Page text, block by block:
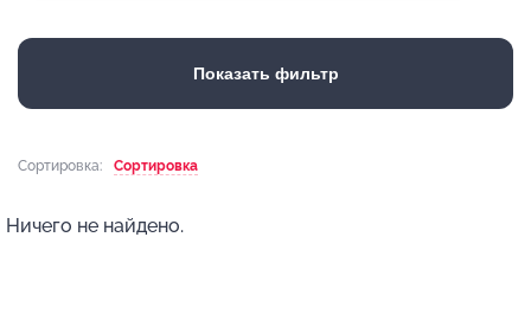
Показать фильтр
Сортировка: Сортировка
Ничего не найдено.